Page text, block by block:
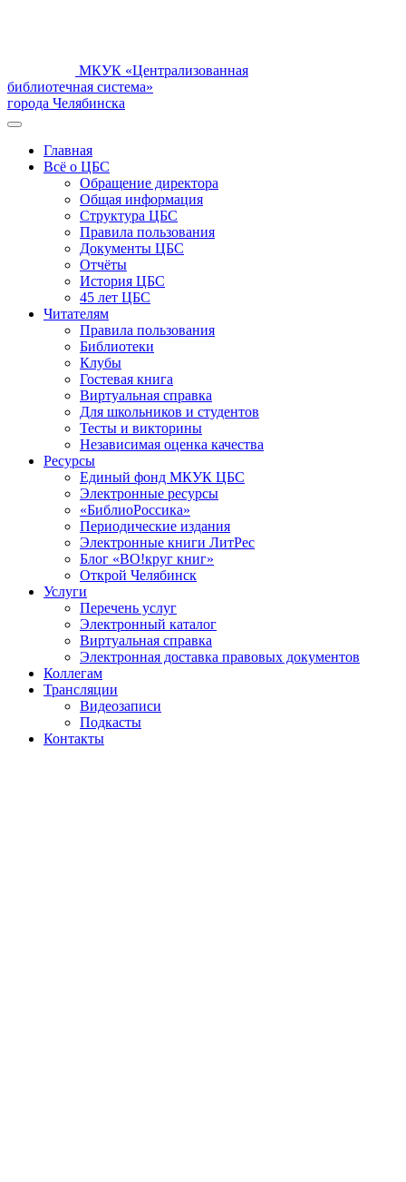
МКУК «Централизованная
библиотечная система»
города Челябинска
Главная
Всё о ЦБС
Обращение директора
Общая информация
Структура ЦБС
Правила пользования
Документы ЦБС
Отчёты
История ЦБС
45 лет ЦБС
Читателям
Правила пользования
Библиотеки
Клубы
Гостевая книга
Виртуальная справка
Для школьников и студентов
Тесты и викторины
Независимая оценка качества
Ресурсы
Единый фонд МКУК ЦБС
Электронные ресурсы
«БиблиоРоссика»
Периодические издания
Электронные книги ЛитРес
Блог «ВО!круг книг»
Открой Челябинск
Услуги
Перечень услуг
Электронный каталог
Виртуальная справка
Электронная доставка правовых документов
Коллегам
Трансляции
Видеозаписи
Подкасты
Контакты